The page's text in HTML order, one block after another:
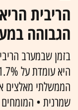
הריבית
הגבוהה
בזמן שבמערב
הממשלתי מאלצים
שמרנית •